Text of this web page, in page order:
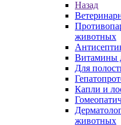
Назад
животных
Витамины
Для
Капли и
животных